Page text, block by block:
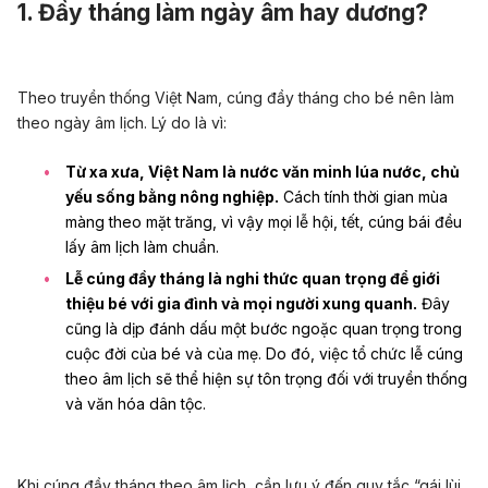
1. Đầy tháng làm ngày âm hay dương?
Theo truyền thống Việt Nam, cúng đầy tháng cho bé nên làm
theo ngày âm lịch. Lý do là vì:
Từ xa xưa, Việt Nam là nước văn minh lúa nước, chủ
yếu sống bằng nông nghiệp. Cách tính thời gian mùa
màng theo mặt trăng, vì vậy mọi lễ hội, tết, cúng bái đều
lấy âm lịch làm chuẩn.
Lễ cúng đầy tháng là nghi thức quan trọng để giới
thiệu bé với gia đình và mọi người xung quanh. Đây
cũng là dịp đánh dấu một bước ngoặc quan trọng trong
cuộc đời của bé và của mẹ. Do đó, việc tổ chức lễ cúng
theo âm lịch sẽ thể hiện sự tôn trọng đối với truyền thống
và văn hóa dân tộc.